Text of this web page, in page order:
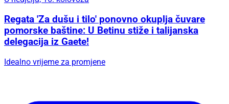
Regata 'Za dušu i tilo' ponovno okuplja čuvare
pomorske baštine: U Betinu stiže i talijanska
delegacija iz Gaete!
Idealno vrijeme za promjene